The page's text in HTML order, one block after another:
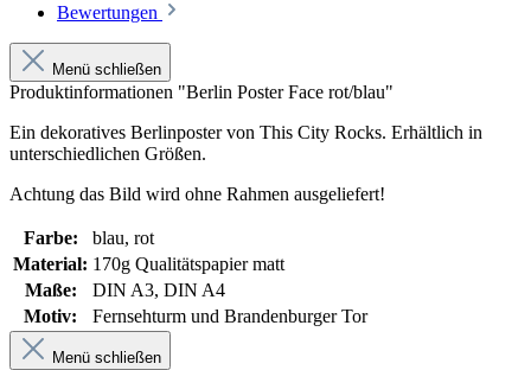
Bewertungen
Menü schließen
Produktinformationen "Berlin Poster Face rot/blau"
Ein dekoratives Berlinposter von This City Rocks. Erhältlich in
unterschiedlichen Größen.
Achtung das Bild wird ohne Rahmen ausgeliefert!
Farbe: blau, rot
Material: 170g Qualitätspapier matt
Maße:
DIN A3, DIN A4
Motiv:
Fernsehturm und Brandenburger Tor
Menü schließen